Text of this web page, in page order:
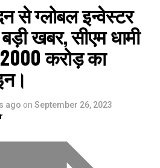
से ग्लोबल इन्वेस्टर
खबर, सीएम धामी
करोड़ का
ago on September 26, 2023